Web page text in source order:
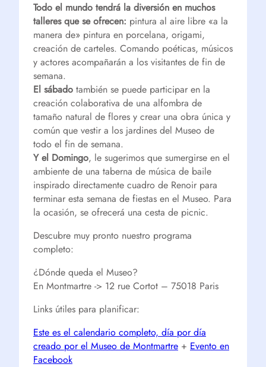
Todo el mundo tendrá la diversión en muchos
talleres que se ofrecen: pintura al aire libre «a la
manera de» pintura en porcelana, origami,
creación de carteles. Comando poéticas, músicos
y actores acompañarán a los visitantes de fin de
semana.
El sábado también se puede participar en la
creación colaborativa de una alfombra de
tamaño natural de flores y crear una obra única y
común que vestir a los jardines del Museo de
todo el fin de semana.
Y el Domingo, le sugerimos que sumergirse en el
ambiente de una taberna de música de baile
inspirado directamente cuadro de Renoir para
terminar esta semana de fiestas en el Museo. Para
la ocasión, se ofrecerá una cesta de picnic.
Descubre muy pronto nuestro programa
completo:
¿Dónde queda el Museo?
En Montmartre -> 12 rue Cortot – 75018 Paris
Links útiles para planificar:
Este es el calendario completo, día por día
creado por el Museo de Montmartre + Evento en
Facebook